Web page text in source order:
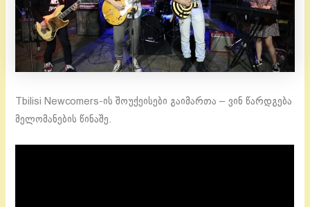
Tbilisi Newcomers-ის შოუქეისები გაიმართა – ვინ წარდგება
მელომანების წინაშე.